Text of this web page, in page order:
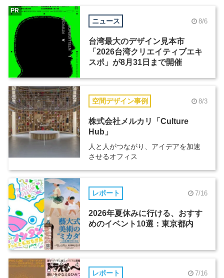
ニュース 8/6
台湾最大のデザイン見本市
「2026台湾クリエイティブエキ
スポ」が8月31日まで開催
PR
空間デザイン事例 8/3
株式会社メルカリ「Culture
Hub」
人と人がつながり、アイデアを加速
させるオフィス
レポート 7/16
2026年夏休みに行ける、おすす
めのイベント10選：東京都内
レポート 7/16